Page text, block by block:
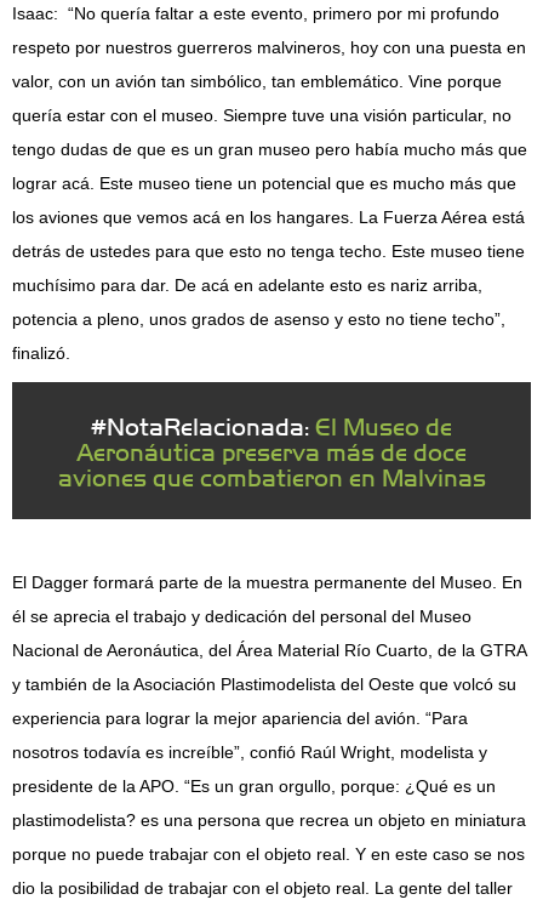
Isaac: “No quería faltar a este evento, primero por mi profundo
respeto por nuestros guerreros malvineros, hoy con una puesta en
valor, con un avión tan simbólico, tan emblemático. Vine porque
quería estar con el museo. Siempre tuve una visión particular, no
tengo dudas de que es un gran museo pero había mucho más que
lograr acá. Este museo tiene un potencial que es mucho más que
los aviones que vemos acá en los hangares. La Fuerza Aérea está
detrás de ustedes para que esto no tenga techo. Este museo tiene
muchísimo para dar. De acá en adelante esto es nariz arriba,
potencia a pleno, unos grados de asenso y esto no tiene techo”,
finalizó.
#NotaRelacionada: El Museo de
Aeronáutica preserva más de doce
aviones que combatieron en Malvinas
El Dagger formará parte de la muestra permanente del Museo. En
él se aprecia el trabajo y dedicación del personal del Museo
Nacional de Aeronáutica, del Área Material Río Cuarto, de la GTRA
y también de la Asociación Plastimodelista del Oeste que volcó su
experiencia para lograr la mejor apariencia del avión. “Para
nosotros todavía es increíble”, confió Raúl Wright, modelista y
presidente de la APO. “Es un gran orgullo, porque: ¿Qué es un
plastimodelista? es una persona que recrea un objeto en miniatura
porque no puede trabajar con el objeto real. Y en este caso se nos
dio la posibilidad de trabajar con el objeto real. La gente del taller